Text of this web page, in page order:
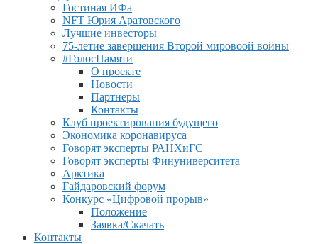
Гостиная ИФа
NFT Юрия Аратовского
Лучшие инвесторы
75-летие завершения Второй мировоой войны
#ГолосПамяти
О проекте
Новости
Партнеры
Контакты
Клуб проектирования будущего
Экономика коронавируса
Говорят эксперты РАНХиГС
Говорят эксперты Финуниверситета
Арктика
Гайдаровский форум
Конкурс «Цифровой прорыв»
Положение
Заявка/Скачать
Контакты